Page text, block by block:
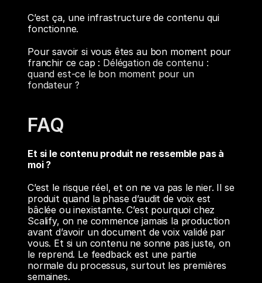
C’est ça, une infrastructure de contenu qui
fonctionne.
Pour savoir si vous êtes au bon moment pour
franchir ce cap : Délégation de contenu :
quand est-ce le bon moment pour un
fondateur ?
FAQ
Et si le contenu produit ne ressemble pas à
moi ?
C’est le risque réel, et on ne va pas le nier. Il se
produit quand la phase d’audit de voix est
bâclée ou inexistante. C’est pourquoi chez
Scalify, on ne commence jamais la production
avant d’avoir un document de voix validé par
vous. Et si un contenu ne sonne pas juste, on
le reprend. Le feedback est une partie
normale du processus, surtout les premières
semaines.